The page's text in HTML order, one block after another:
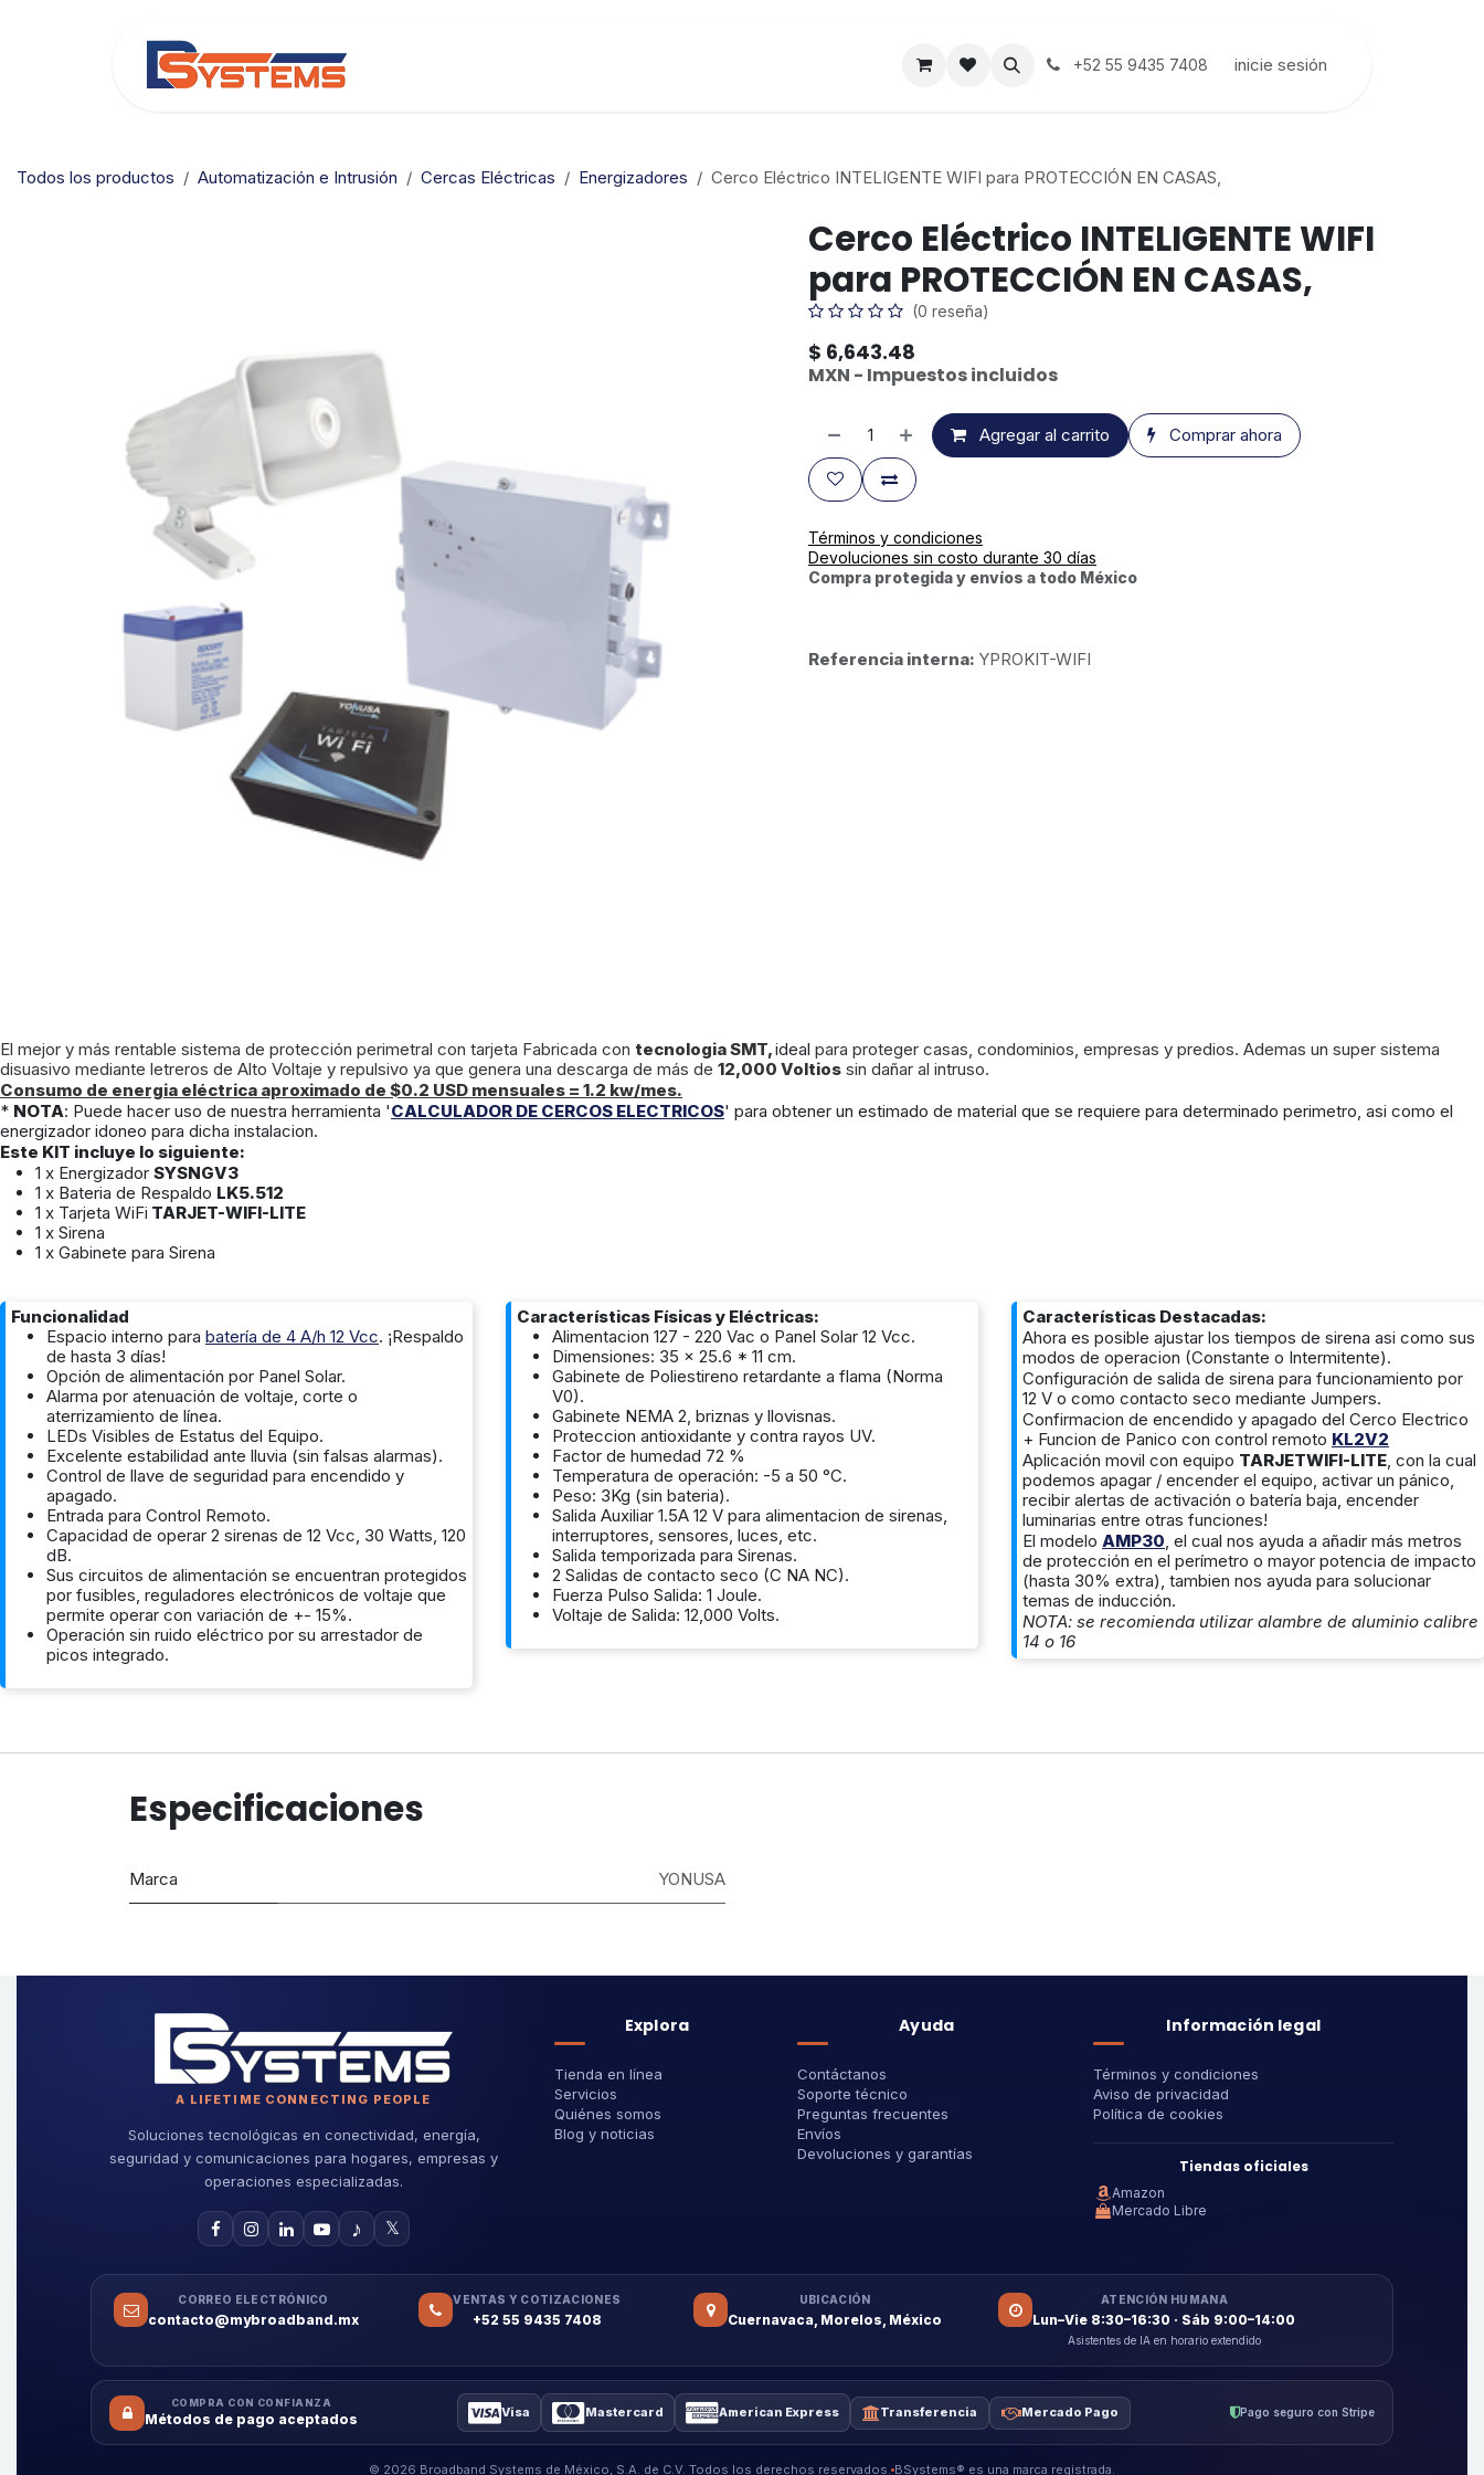
+52 55 9435 7408 inicie sesión
Todos los productos Automatización e Intrusión Cercas Eléctricas Energizadores Cerco Eléctrico INTELIGENTE WIFI para PROTECCIÓN EN CASAS,
Cerco Eléctrico INTELIGENTE WIFI
para PROTECCIÓN EN CASAS,
(0 reseña)
$ 6,643.48
MXN - Impuestos incluidos
Agregar al carrito Comprar ahora
Términos y condiciones
Devoluciones sin costo durante 30 días
Compra protegida y envíos a todo México
Referencia interna: YPROKIT-WIFI
El mejor y más rentable sistema de protección perimetral con tarjeta Fabricada con tecnologia SMT,ideal para proteger casas, condominios, empresas y predios. Ademas un super sistema
disuasivo mediante letreros de Alto Voltaje y repulsivo ya que genera una descarga de más de 12,000 Voltios sin dañar al intruso.
Consumo de energia eléctrica aproximado de $0.2 USD mensuales = 1.2 kw/mes.
* NOTA: Puede hacer uso de nuestra herramienta 'CALCULADOR DE CERCOS ELECTRICOS' para obtener un estimado de material que se requiere para determinado perimetro, asi como el
energizador idoneo para dicha instalacion.
Este KIT incluye lo siguiente:
1 x Energizador SYSNGV3
1 x Bateria de Respaldo LK5.512
1 x Tarjeta WiFi TARJET-WIFI-LITE
1 x Sirena
1 x Gabinete para Sirena
Funcionalidad
Espacio interno para batería de 4 A/h 12 Vcc. ¡Respaldo
de hasta 3 días!
Opción de alimentación por Panel Solar.
Alarma por atenuación de voltaje, corte o
aterrizamiento de línea.
LEDs Visibles de Estatus del Equipo.
Excelente estabilidad ante lluvia (sin falsas alarmas).
Control de llave de seguridad para encendido y
apagado.
Entrada para Control Remoto.
Capacidad de operar 2 sirenas de 12 Vcc, 30 Watts, 120
dB.
Sus circuitos de alimentación se encuentran protegidos
por fusibles, reguladores electrónicos de voltaje que
permite operar con variación de +- 15%.
Operación sin ruido eléctrico por su arrestador de
picos integrado.
Características Físicas y Eléctricas:
Alimentacion 127 - 220 Vac o Panel Solar 12 Vcc.
Dimensiones: 35 x 25.6 * 11 cm.
Gabinete de Poliestireno retardante a flama (Norma
V0).
Gabinete NEMA 2, briznas y llovisnas.
Proteccion antioxidante y contra rayos UV.
Factor de humedad 72 %
Temperatura de operación: -5 a 50 °C.
Peso: 3Kg (sin bateria).
Salida Auxiliar 1.5A 12 V para alimentacion de sirenas,
interruptores, sensores, luces, etc.
Salida temporizada para Sirenas.
2 Salidas de contacto seco (C NA NC).
Fuerza Pulso Salida: 1 Joule.
Voltaje de Salida: 12,000 Volts.
Características Destacadas:
Ahora es posible ajustar los tiempos de sirena asi como sus
modos de operacion (Constante o Intermitente).
Configuración de salida de sirena para funcionamiento por
12 V o como contacto seco mediante Jumpers.
Confirmacion de encendido y apagado del Cerco Electrico
+ Funcion de Panico con control remoto KL2V2
Aplicación movil con equipo TARJETWIFI-LITE, con la cual
podemos apagar / encender el equipo, activar un pánico,
recibir alertas de activación o batería baja, encender
luminarias entre otras funciones!
El modelo AMP30, el cual nos ayuda a añadir más metros
de protección en el perímetro o mayor potencia de impacto
(hasta 30% extra), tambien nos ayuda para solucionar
temas de inducción.
NOTA: se recomienda utilizar alambre de aluminio calibre
14 o 16
Especificaciones
Marca YONUSA
A LIFETIME CONNECTING PEOPLE
Soluciones tecnológicas en conectividad, energía,
seguridad y comunicaciones para hogares, empresas y
operaciones especializadas.
♪ 𝕏
Explora
Tienda en línea
Servicios
Quiénes somos
Blog y noticias
Ayuda
Contáctanos
Soporte técnico
Preguntas frecuentes
Envíos
Devoluciones y garantías
Información legal
Términos y condiciones
Aviso de privacidad
Política de cookies
Tiendas oficiales
Amazon
Mercado Libre
CORREO ELECTRÓNICO
contacto@mybroadband.mx
VENTAS Y COTIZACIONES
+52 55 9435 7408
UBICACIÓN
Cuernavaca, Morelos, México
ATENCIÓN HUMANA
Lun–Vie 8:30–16:30 · Sáb 9:00–14:00
Asistentes de IA en horario extendido
COMPRA CON CONFIANZA
Métodos de pago aceptados Visa Mastercard American Express Transferencia Mercado Pago Pago seguro con Stripe
© 2026 Broadband Systems de México, S.A. de C.V. Todos los derechos reservados. BSystems® es una marca registrada.